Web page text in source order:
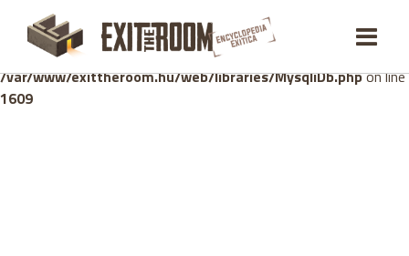
Warning: mysqli_stmt::bind_param(): Number of variables
doesn't match number of parameters in prepared statement in
/var/www/exittheroom.hu/web/libraries/MysqliDb.phpon line
1609